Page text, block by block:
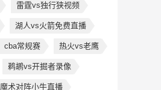
雷霆vs独行狭视频
湖人vs火箭免费直播
cba常规赛 热火vs老鹰
鹈鹕vs开掘者录像
魔术对阵小牛直播